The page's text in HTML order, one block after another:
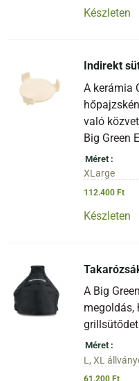
Készleten
Indirekt
A kerámia
való
Big Green
Méret
XLarge
112.400 Ft
Készleten
A Big
megoldás,
Méret
L, XL
61.200 Ft